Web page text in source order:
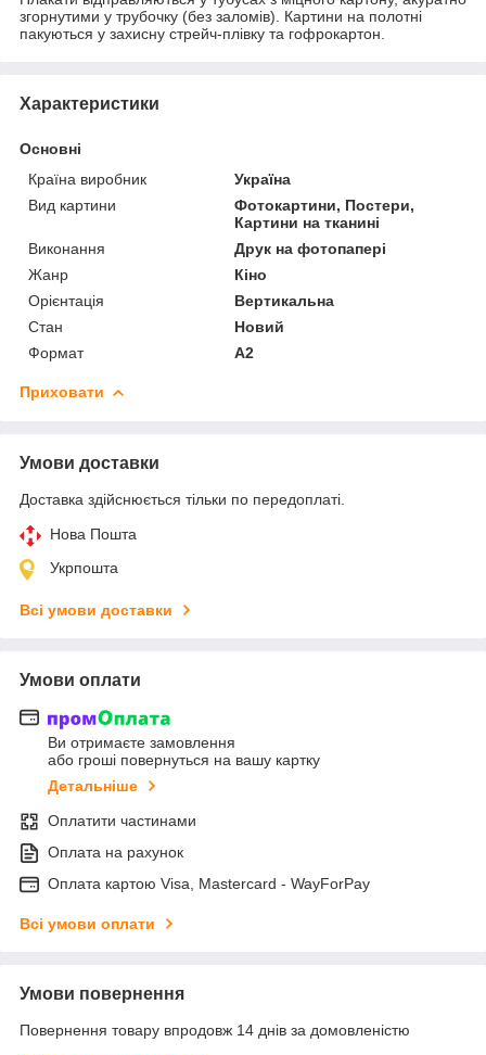
згорнутими у трубочку (без заломів). Картини на полотні
пакуються у захисну стрейч-плівку та гофрокартон.
Характеристики
Основні
Країна виробник
Україна
Вид картини
Фотокартини, Постери,
Картини на тканині
Виконання
Друк на фотопапері
Жанр
Кіно
Орієнтація
Вертикальна
Стан
Новий
Формат
A2
Приховати
Умови доставки
Доставка здійснюється тільки по передоплаті.
Нова Пошта
Укрпошта
Всі умови доставки
Умови оплати
Ви отримаєте замовлення
або гроші повернуться на вашу картку
Детальніше
Оплатити частинами
Оплата на рахунок
Оплата картою Visa, Mastercard - WayForPay
Всі умови оплати
Умови повернення
Повернення товару впродовж 14 днів за домовленістю